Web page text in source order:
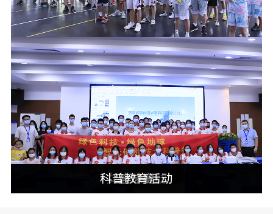
社区服务
亲子活动
女神节活动
篮球赛
科普教育活动